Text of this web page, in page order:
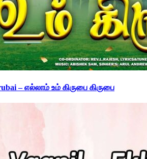
– எல்லாம் உம் கிருபை கிருபை